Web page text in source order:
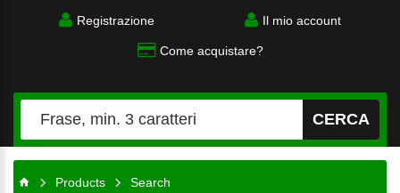
Registrazione Il mio account
Come acquistare?
CERCA
Products Search